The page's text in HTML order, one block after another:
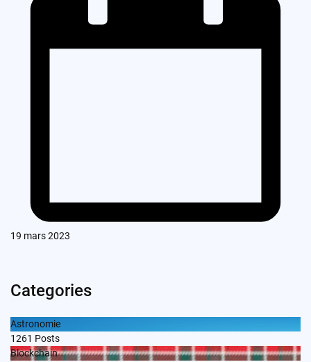
19 mars 2023
Categories
Astronomie
1261 Posts
Blockchain